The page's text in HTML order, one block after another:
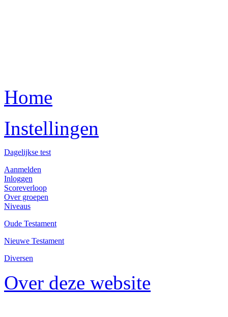
Home
Instellingen
Dagelijkse test
Aanmelden
Inloggen
Scoreverloop
Over groepen
Niveaus
Oude Testament
Nieuwe Testament
Diversen
Over deze website